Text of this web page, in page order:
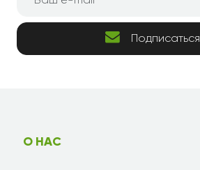
Подписаться
О НАС